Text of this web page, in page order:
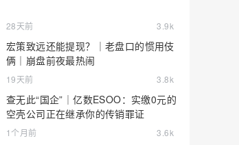
28天前 3.9k
宏策致远还能提现？｜老盘口的惯用伎
俩｜崩盘前夜最热闹
19天前 3.8k
查无此“国企”｜亿数ESOO：实缴0元的
空壳公司正在继承你的传销罪证
1个月前 3.6k